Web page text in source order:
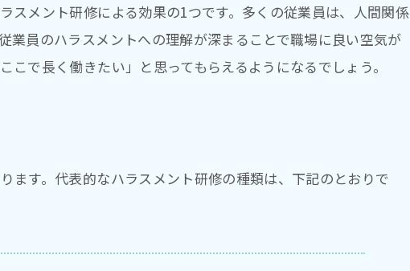
スメント研修による効果の1つです。多くの従業員は、人間関係
業員のハラスメントへの理解が深まることで職場に良い空気が
で長く働きたい」と思ってもらえるようになるでしょう。
ます。代表的なハラスメント研修の種類は、下記のとおりで